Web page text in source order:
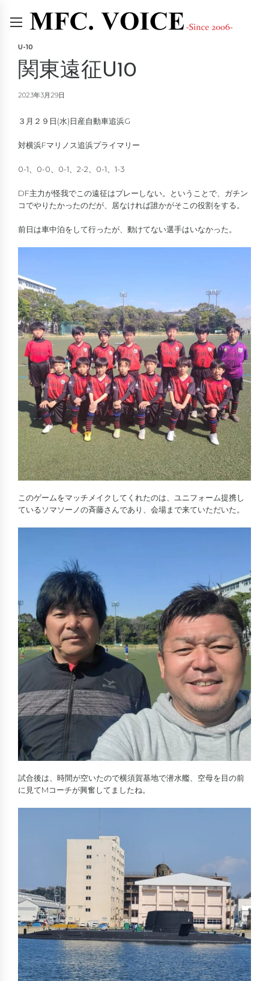
U-10
関東遠征U10
2023年3月29日
３月２９日(水)日産自動車追浜G
対横浜Fマリノス追浜プライマリー
0-1、0-0、0-1、2-2、0-1、1-3
DF主力が怪我でこの遠征はプレーしない。ということで、ガチン
コでやりたかったのだが、居なければ誰かがそこの役割をする。
前日は車中泊をして行ったが、動けてない選手はいなかった。
このゲームをマッチメイクしてくれたのは、ユニフォーム提携し
ているソマソーノの斉藤さんであり、会場まで来ていただいた。
試合後は、時間が空いたので横須賀基地で潜水艦、空母を目の前
に見てMコーチが興奮してましたね。